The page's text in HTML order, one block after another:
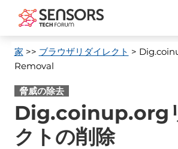
家 >> ブラウザリダイレクト >
Removal
脅威の除去
Dig.coinup.org
クトの削除